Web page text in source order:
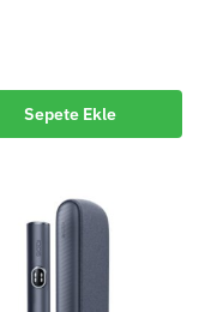
Sepete Ekle